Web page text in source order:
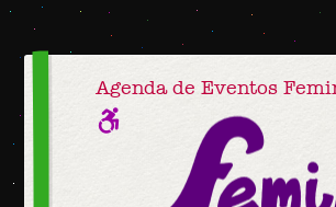
Agenda de Eventos